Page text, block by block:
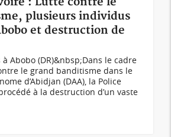
plusieurs individus
et destruction de
à Abobo (DR)&nbsp;Dans le cadre
le grand banditisme dans le
d’Abidjan (DAA), la Police
à la destruction d’un vaste